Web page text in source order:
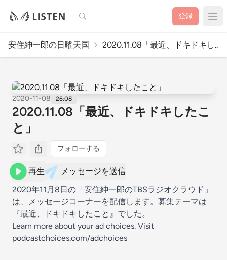
検索 登録
安住紳一郎の日曜天国 2020.11.08「最近、ドキドキし..
2020-11-08 26:08
2020.11.08「最近、ドキドキしたこ
と」
フォローする
再生
メッセージを送信
2020年11月8日の「安住紳一郎のTBSラジオクラウド」
は、メッセージコーナーを配信します。募集テーマは
『最近、ドキドキしたこと』でした。
Learn more about your ad choices. Visit
podcastchoices.com/adchoices